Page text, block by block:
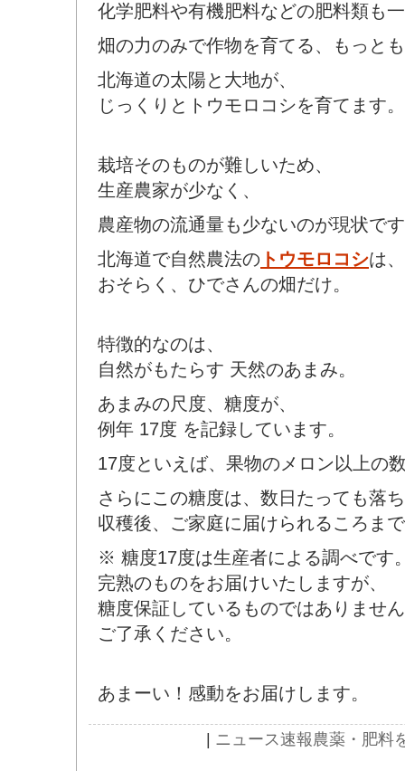
化学肥料や有機肥料などの肥料類も
畑の力のみで作物を育てる、もっと
北海道の太陽と大地が、
じっくりとトウモロコシを育てます。
栽培そのものが難しいため、
生産農家が少なく、
農産物の流通量も少ないのが現状で
北海道で自然農法の トウモロコシは、
おそらく、ひでさんの畑だけ。
特徴的なのは、
自然がもたらす 天然のあまみ。
あまみの尺度、糖度が、
例年 17度 を記録しています。
17度といえば、果物のメロン以上の
さらにこの糖度は、数日たっても落
収穫後、ご家庭に届けられるころま
※ 糖度17度は生産者による調べです
完熟のものをお届けいたしますが、
糖度保証しているものではありませ
ご了承ください。
あまーい！感動をお届けします。
| ニュース速報農薬・肥料